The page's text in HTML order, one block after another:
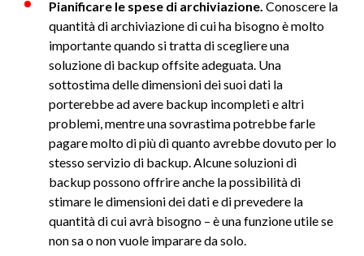
Pianificare le spese di archiviazione. Conoscere la
quantità di archiviazione di cui ha bisogno è molto
importante quando si tratta di scegliere una
soluzione di backup offsite adeguata. Una
sottostima delle dimensioni dei suoi dati la
porterebbe ad avere backup incompleti e altri
problemi, mentre una sovrastima potrebbe farle
pagare molto di più di quanto avrebbe dovuto per lo
stesso servizio di backup. Alcune soluzioni di
backup possono offrire anche la possibilità di
stimare le dimensioni dei dati e di prevedere la
quantità di cui avrà bisogno – è una funzione utile se
non sa o non vuole imparare da solo.